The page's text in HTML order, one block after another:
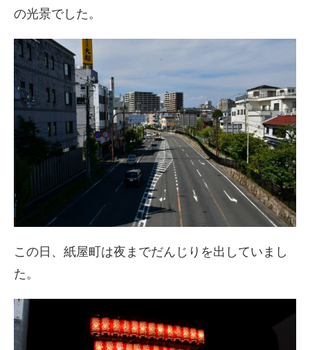
の光景でした。
この日、紙屋町は夜までだんじりを出していまし
た。